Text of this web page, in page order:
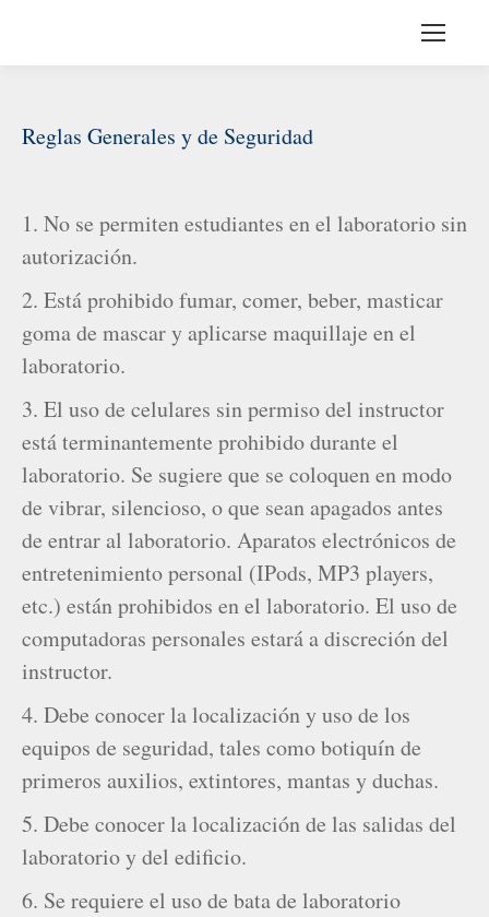
Reglas Generales y de Seguridad
1. No se permiten estudiantes en el laboratorio sin
autorización.
2. Está prohibido fumar, comer, beber, masticar
goma de mascar y aplicarse maquillaje en el
laboratorio.
3. El uso de celulares sin permiso del instructor
está terminantemente prohibido durante el
laboratorio. Se sugiere que se coloquen en modo
de vibrar, silencioso, o que sean apagados antes
de entrar al laboratorio. Aparatos electrónicos de
entretenimiento personal (IPods, MP3 players,
etc.) están prohibidos en el laboratorio. El uso de
computadoras personales estará a discreción del
instructor.
4. Debe conocer la localización y uso de los
equipos de seguridad, tales como botiquín de
primeros auxilios, extintores, mantas y duchas.
5. Debe conocer la localización de las salidas del
laboratorio y del edificio.
6. Se requiere el uso de bata de laboratorio